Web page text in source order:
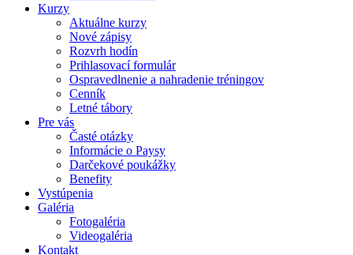
Kurzy
Aktuálne kurzy
Nové zápisy
Rozvrh hodín
Prihlasovací formulár
Ospravedlnenie a nahradenie tréningov
Cenník
Letné tábory
Pre vás
Časté otázky
Informácie o Paysy
Darčekové poukážky
Benefity
Vystúpenia
Galéria
Fotogaléria
Videogaléria
Kontakt